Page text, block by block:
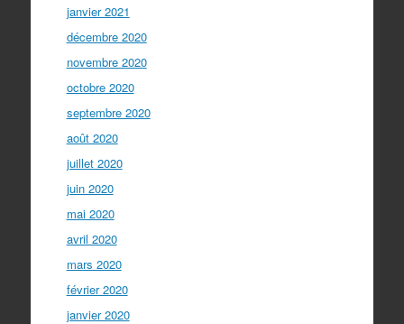
janvier 2021
décembre 2020
novembre 2020
octobre 2020
septembre 2020
août 2020
juillet 2020
juin 2020
mai 2020
avril 2020
mars 2020
février 2020
janvier 2020